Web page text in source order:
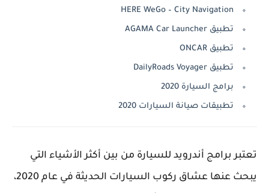
HERE WeGo – City Navigation‏
تطبيق AGAMA Car Launcher
تطبيق ONCAR‏
تطبيق DailyRoads Voyager‏
برامج السيارة 2020
تطبيقات صيانة السيارات 2020
تعتبر برامج أندرويد للسيارة من بين أكثر الأشياء التي
يبحث عنها عشاق ركوب السيارات الحديثة في عام 2020،